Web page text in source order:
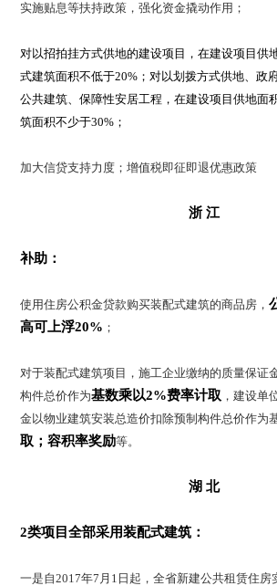
实施贴息等扶持政策，强化资金撬动作用；
对以招拍挂方式供地的建设项目，在建设项目供
式建筑面积不低于20%；对以划拨方式供地、政
公共建筑、保障性安居工程，在建设项目供地面
筑面积不少于30%；
加大信贷支持力度；增值税即征即退优惠政策
浙 江
补助：
使用住房公积金贷款购买装配式建筑的商品房，
高可上浮20% ；
对于装配式建筑项目，施工企业缴纳的质量保证
构件总价作为基数乘以2%费率计取 ，建设单
金以物业建筑安装总造价扣除预制构件总价作为
取；容积率奖励等。
湖 北
2类项目全部采用装配式建筑：
一是自2017年7月1日起，全省新建公共租赁住房